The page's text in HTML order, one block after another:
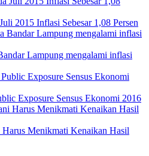
2015 Inflasi Sebesar 1,08 Persen
Lampung mengalami inflasi
Exposure Sensus Ekonomi 2016
Harus Menikmati Kenaikan Hasil